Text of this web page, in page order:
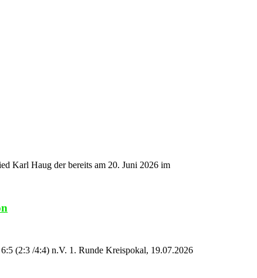
Karl Haug der bereits am 20. Juni 2026 im
(2:3 /4:4) n.V. 1. Runde Kreispokal, 19.07.2026